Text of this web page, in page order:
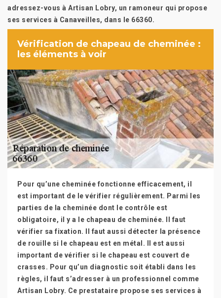
adressez-vous à Artisan Lobry, un ramoneur qui propose
ses services à Canaveilles, dans le 66360.
Vérification de chapeau de cheminée :
les éléments à voir
Pour qu’une cheminée fonctionne efficacement, il
est important de le vérifier régulièrement. Parmi les
parties de la cheminée dont le contrôle est
obligatoire, il y a le chapeau de cheminée. Il faut
vérifier sa fixation. Il faut aussi détecter la présence
de rouille si le chapeau est en métal. Il est aussi
important de vérifier si le chapeau est couvert de
crasses. Pour qu’un diagnostic soit établi dans les
règles, il faut s’adresser à un professionnel comme
Artisan Lobry. Ce prestataire propose ses services à